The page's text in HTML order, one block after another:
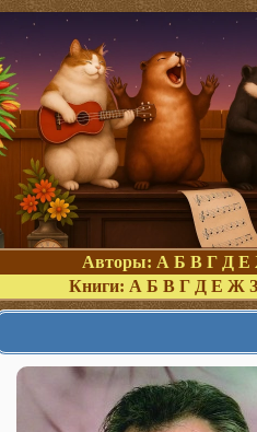
Авторы: А Б В Г Д Е
Книги: А Б В Г Д Е Ж З